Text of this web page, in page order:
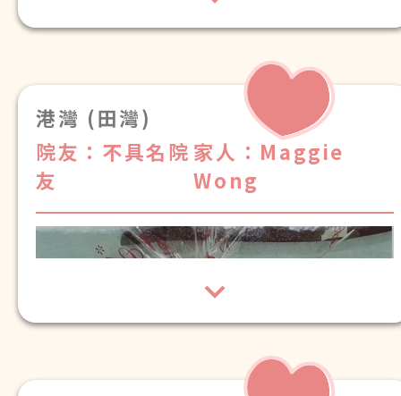
小小心意，請品嚐。
吳國明家人送上^_^
仝人中秋節
港灣 (田灣)
院友：不具名院
友
家人：Maggie
Wong